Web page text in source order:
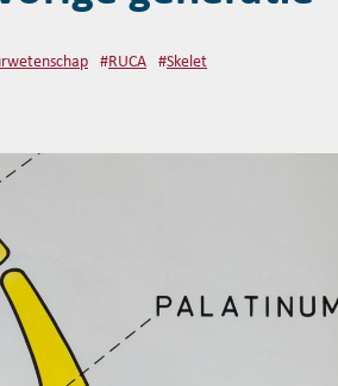
#RUCA #Skelet